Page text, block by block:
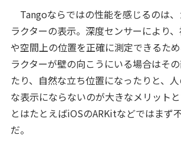
Tangoならではの性能を感じるのは
ラクターの表示。深度センサーにより
や空間上の位置を正確に測定できるた
ラクターが壁の向こうにいる場合はそ
たり、自然な立ち位置になったりと、
な表示にならないのが大きなメリット
とはたとえばiOSのARKitなどではまず
だ。